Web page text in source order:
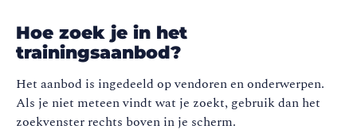
Hoe zoek je in het
trainingsaanbod?
Het aanbod is ingedeeld op vendoren en onderwerpen.
Als je niet meteen vindt wat je zoekt, gebruik dan het
zoekvenster rechts boven in je scherm.